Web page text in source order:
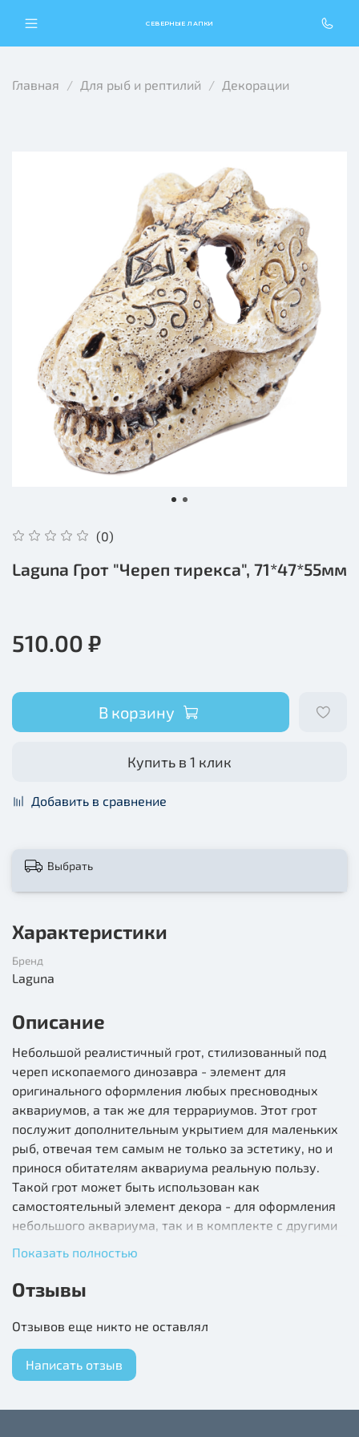
СЕВЕРНЫЕ ЛАПКИ
Главная Для рыб и рептилий Декорации
(0)
Laguna Грот "Череп тирекса", 71*47*55мм
510.00 ₽
В корзину
Купить в 1 клик
Добавить в сравнение
Выбрать
Характеристики
Бренд
Laguna
Описание
Небольшой реалистичный грот, стилизованный под
череп ископаемого динозавра - элемент для
оригинального оформления любых пресноводных
аквариумов, а так же для террариумов. Этот грот
послужит дополнительным укрытием для маленьких
рыб, отвечая тем самым не только за эстетику, но и
принося обитателям аквариума реальную пользу.
Такой грот может быть использован как
самостоятельный элемент декора - для оформления
небольшого аквариума, так и в комплекте с другими
растениями - для оформления аквариума большого
объема. Изготовлен из нетоксичной полиэфирной
смолы, очень прочный и долговечный, удобный в
эксплуатации и совершенно безвредный для
Размеры: 71x47x55
Показать полностью
Отзывы
Отзывов еще никто не оставлял
Написать отзыв